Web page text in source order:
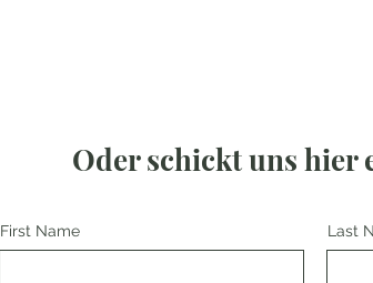
Oder schickt uns hier
First Name Last